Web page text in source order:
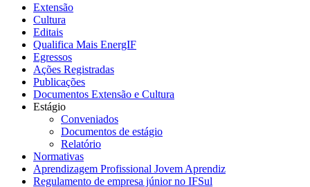
Extensão
Cultura
Editais
Qualifica Mais EnergIF
Egressos
Ações Registradas
Publicações
Documentos Extensão e Cultura
Estágio
Conveniados
Documentos de estágio
Relatório
Normativas
Aprendizagem Profissional Jovem Aprendiz
Regulamento de empresa júnior no IFSul